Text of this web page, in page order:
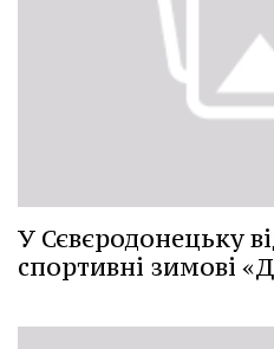
У Сєвєродонецьку
спортивні зимові